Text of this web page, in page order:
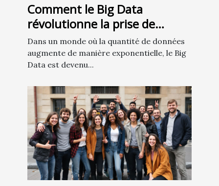
Comment le Big Data
révolutionne la prise de
décision en finance
d'entreprise
Dans un monde où la quantité de données
augmente de manière exponentielle, le Big
Data est devenu...